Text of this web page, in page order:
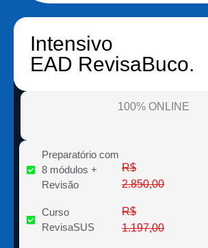
Intensivo
EAD RevisaBuco.
100% ONLINE
Preparatório com
8 módulos +
Revisão
Curso
RevisaSUS
R$
2.850,00
R$
1.197,00